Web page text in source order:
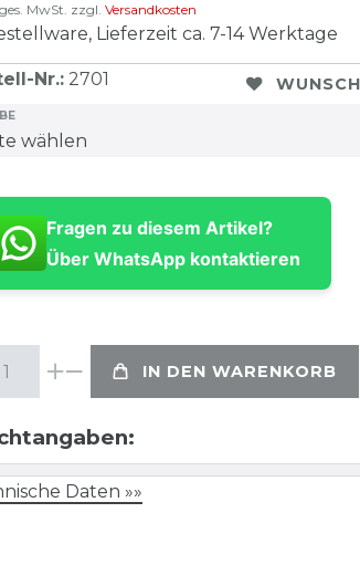
MwSt. zzgl. Versandkosten
Lieferzeit ca. 7-14 Werktage
Nr.: 2701
Fragen zu diesem Artikel?
Über WhatsApp kontaktieren
IN DEN WARENKORB
Daten »»